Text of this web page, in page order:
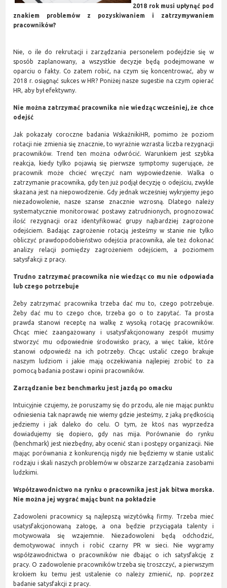
2018 rok musi upłynąć pod
znakiem problemów z pozyskiwaniem i zatrzymywaniem
pracowników?
Nie, o ile do rekrutacji i zarządzania personelem podejdzie się w
sposób zaplanowany, a wszystkie decyzje będą podejmowane w
oparciu o fakty. Co zatem robić, na czym się koncentrować, aby w
2018 r. osiągnąć sukces w HR? Poniżej nasze sugestie na czym opierać
HR, aby był efektywny.
Nie można zatrzymać pracownika nie wiedząc wcześniej, że chce
odejść
Jak pokazały coroczne badania WskaźnikiHR, pomimo że poziom
rotacji nie zmienia się znacznie, to wyraźnie wzrasta liczba rezygnacji
pracowników. Trend ten można odwrócić. Warunkiem jest szybka
reakcja, kiedy tylko pojawią się pierwsze symptomy sugerujące, że
pracownik może chcieć wręczyć nam wypowiedzenie. Walka o
zatrzymanie pracownika, gdy ten już podjął decyzję o odejściu, zwykle
skazana jest na niepowodzenie. Gdy jednak wcześniej wykryjemy jego
niezadowolenie, nasze szanse znacznie wzrosną. Dlatego należy
systematycznie monitorować postawy zatrudnionych, prognozować
ilość rezygnacji oraz identyfikować grupy najbardziej zagrożone
odejściem. Badając zagrożenie rotacją jesteśmy w stanie nie tylko
obliczyć prawdopodobieństwo odejścia pracownika, ale też dokonać
analizy relacji pomiędzy zagrożeniem odejściem, a poziomem
satysfakcji z pracy.
Trudno zatrzymać pracownika nie wiedząc co mu nie odpowiada
lub czego potrzebuje
Żeby zatrzymać pracownika trzeba dać mu to, czego potrzebuje.
Żeby dać mu to czego chce, trzeba go o to zapytać. Ta prosta
prawda stanowi receptę na walkę z wysoką rotację pracowników.
Chcąc mieć zaangażowany i usatysfakcjonowany zespół musimy
stworzyć mu odpowiednie środowisko pracy, a więc takie, które
stanowi odpowiedź na ich potrzeby. Chcąc ustalić czego brakuje
naszym ludziom i jakie mają oczekiwania najlepiej zrobić to za
pomocą badania postaw i opinii pracowników.
Zarządzanie bez benchmarku jest jazdą po omacku
Intuicyjnie czujemy, że poruszamy się do przodu, ale nie mając punktu
odniesienia tak naprawdę nie wiemy gdzie jesteśmy, z jaką prędkością
jedziemy i jak daleko do celu. O tym, że ktoś nas wyprzedza
dowiadujemy się dopiero, gdy nas mija. Porównanie do rynku
(benchmark) jest niezbędny, aby ocenić stan i postępy organizacji. Nie
mając porównania z konkurencją nigdy nie będziemy w stanie ustalić
rodzaju i skali naszych problemów w obszarze zarządzania zasobami
ludzkimi.
Współzawodnictwo na rynku o pracownika jest jak bitwa morska.
Nie można jej wygrać mając bunt na pokładzie
Zadowoleni pracownicy są najlepszą wizytówką firmy. Trzeba mieć
usatysfakcjonowaną załogę, a ona będzie przyciągała talenty i
motywowała się wzajemnie. Niezadowoleni będą odchodzić,
demotywować innych i robić czarny PR w sieci. Nie wygramy
współzawodnictwa o pracowników nie dbając o ich satysfakcję z
pracy. O zadowolenie pracowników trzeba się troszczyć, a pierwszym
krokiem ku temu jest ustalenie co należy zmienić, np. poprzez
badanie satysfakcji z pracy.